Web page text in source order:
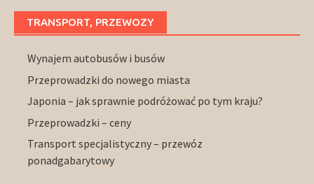
TRANSPORT, PRZEWOZY
Wynajem autobusów i busów
Przeprowadzki do nowego miasta
Japonia – jak sprawnie podróżować po tym kraju?
Przeprowadzki – ceny
Transport specjalistyczny – przewóz
ponadgabarytowy